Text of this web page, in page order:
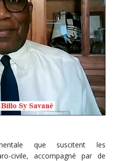
que suscitent les
civile, accompagné par de